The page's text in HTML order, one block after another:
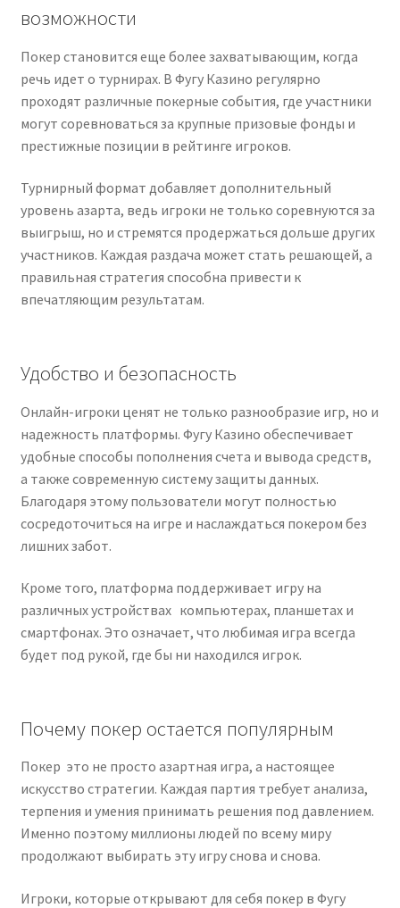
возможности
Покер становится еще более захватывающим, когда
речь идет о турнирах. В Фугу Казино регулярно
проходят различные покерные события, где участники
могут соревноваться за крупные призовые фонды и
престижные позиции в рейтинге игроков.
Турнирный формат добавляет дополнительный
уровень азарта, ведь игроки не только соревнуются за
выигрыш, но и стремятся продержаться дольше других
участников. Каждая раздача может стать решающей, а
правильная стратегия способна привести к
впечатляющим результатам.
Удобство и безопасность
Онлайн-игроки ценят не только разнообразие игр, но и
надежность платформы. Фугу Казино обеспечивает
удобные способы пополнения счета и вывода средств,
а также современную системузащиты данных.
Благодаря этому пользователи могут полностью
сосредоточиться на игре и наслаждаться покером без
лишнихзабот.
Кроме того, платформа поддерживает игру на
различныхустройствах компьютерах, планшетах и
смартфонах. Это означает, что любимая игра всегда
будет под рукой, где бы ни находился игрок.
Почему покер остается популярным
Покер это не просто азартная игра, а настоящее
искусство стратегии. Каждая партия требует анализа,
терпения и умения принимать решения под давлением.
Именно поэтому миллионы людей по всему миру
продолжают выбирать эту игруснова и снова.
Игроки, которые открывают для себя покер в Фугу